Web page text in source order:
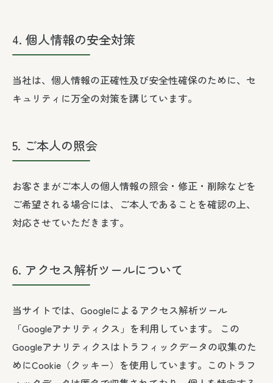
4. 個人情報の安全対策
当社は、個人情報の正確性及び安全性確保のために、セ
キュリティに万全の対策を講じています。
5. ご本人の照会
お客さまがご本人の個人情報の照会・修正・削除などを
ご希望される場合には、ご本人であることを確認の上、
対応させていただきます。
6. アクセス解析ツールについて
当サイトでは、Googleによるアクセス解析ツール
「Googleアナリティクス」を利用しています。 この
Googleアナリティクスはトラフィックデータの収集のた
めにCookie（クッキー）を使用しています。このトラフ